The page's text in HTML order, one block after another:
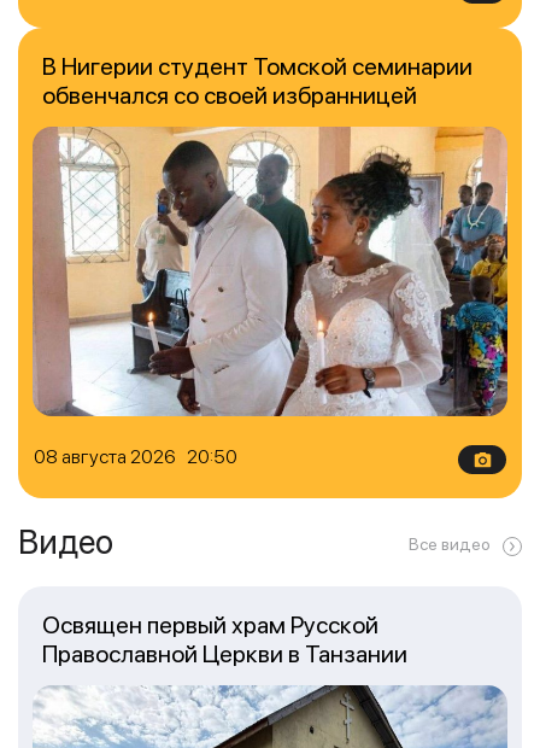
08 августа 2026 20:50
В Нигерии студент Томской семинарии
обвенчался со своей избранницей
Видео Все видео
Освящен первый храм Русской
Православной Церкви в Танзании